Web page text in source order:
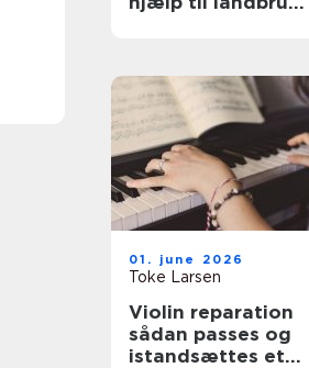
01. june 2026
Toke Larsen
Violin reparation
sådan passes og
istandsættes et